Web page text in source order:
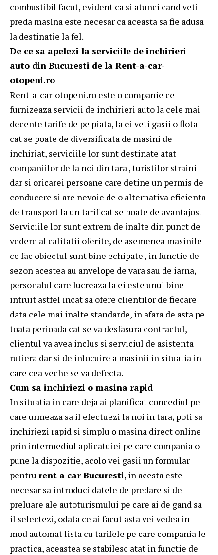
combustibil facut, evident ca si atunci cand veti
preda masina este necesar ca aceasta sa fie adusa
la destinatie la fel.
De ce sa apelezi la serviciile de inchirieri
auto din Bucuresti de la Rent-a-car-
otopeni.ro
Rent-a-car-otopeni.ro este o companie ce
furnizeaza servicii de inchirieri auto la cele mai
decente tarife de pe piata, la ei veti gasii o flota
cat se poate de diversificata de masini de
inchiriat, serviciile lor sunt destinate atat
companiilor de la noi din tara , turistilor straini
dar si oricarei persoane care detine un permis de
conducere si are nevoie de o alternativa eficienta
de transport la un tarif cat se poate de avantajos.
Serviciile lor sunt extrem de inalte din punct de
vedere al calitatii oferite, de asemenea masinile
ce fac obiectul sunt bine echipate , in functie de
sezon acestea au anvelope de vara sau de iarna,
personalul care lucreaza la ei este unul bine
intruit astfel incat sa ofere clientilor de fiecare
data cele mai inalte standarde, in afara de asta pe
toata perioada cat se va desfasura contractul,
clientul va avea inclus si serviciul de asistenta
rutiera dar si de inlocuire a masinii in situatia in
care cea veche se va defecta.
Cum sa inchiriezi o masina rapid
In situatia in care deja ai planificat concediul pe
care urmeaza sa il efectuezi la noi in tara, poti sa
inchiriezi rapid si simplu o masina direct online
prin intermediul aplicatuiei pe care compania o
pune la dispozitie, acolo vei gasii un formular
pentru rent a car Bucuresti, in acesta este
necesar sa introduci datele de predare si de
preluare ale autoturismului pe care ai de gand sa
il selectezi, odata ce ai facut asta vei vedea in
mod automat lista cu tarifele pe care compania le
practica, aceastea se stabilesc atat in functie de